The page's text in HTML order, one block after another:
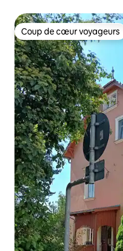
Coup de cœur voyageurs
Coup de cœur voyageurs